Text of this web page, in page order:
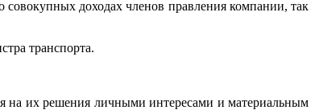
доходах членов правления компании, так
транспорта.
на их решения личными интересами и материальным